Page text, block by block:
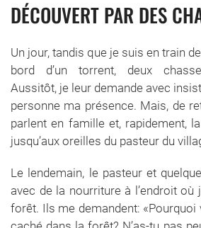
DÉCOUVERT PAR DES
Un jour, tandis que je suis en train
bord d’un torrent, deux
Aussitôt, je leur demande avec
personne ma présence. Mais, de
parlent en famille et, rapidement,
jusqu’aux oreilles du pasteur du
Le lendemain, le pasteur et
avec de la nourriture à l’endroit où
forêt. Ils me demandent: «Pourquoi